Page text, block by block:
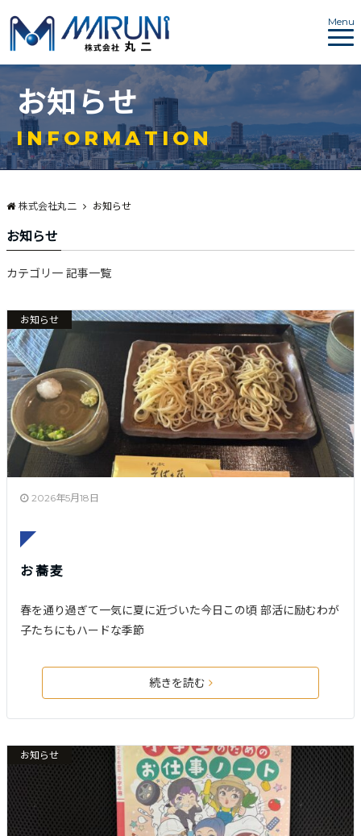
Menu
お知らせ
INFORMATION
株式会社丸二 お知らせ
お知らせ
カテゴリ一 記事一覧
お知らせ
2026年5月18日
お蕎麦
春を通り過ぎて一気に夏に近づいた今日この頃 部活に励むわが
子たちにもハードな季節
続きを読む
お知らせ